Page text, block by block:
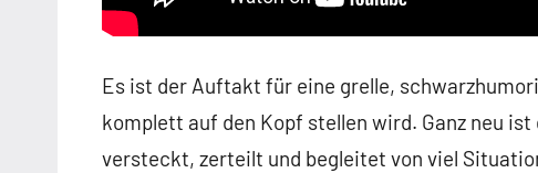
Es ist der Auftakt für eine grelle,
komplett auf den Kopf stellen wird. Ganz neu
versteckt, zerteilt und begleitet von viel